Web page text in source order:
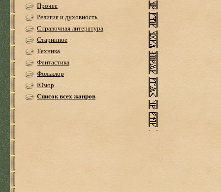
Прочее
Религия и духовность
Справочная литература
Старинное
Техника
Фантастика
Фольклор
Юмор
Список всех жанров